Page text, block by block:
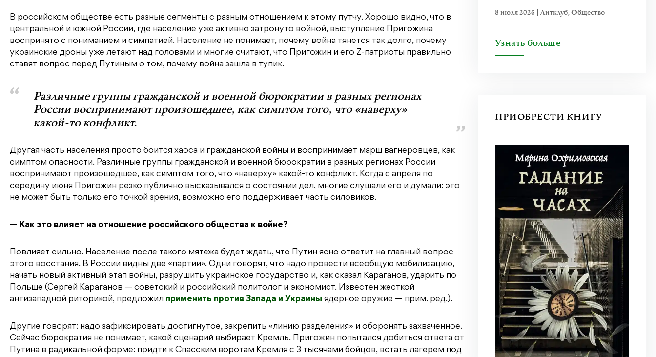
В российском обществе есть разные сегменты с разным отношением к этому путчу. Хорошо видно, что в
центральной и южной России, где население уже активно затронуто войной, выступление Пригожина
воспринято с пониманием и симпатией. Население не понимает, почему война тянется так долго, почему
украинские дроны уже летают над головами и многие считают, что Пригожин и его Z-патриоты правильно
ставят вопрос перед Путиным о том, почему война зашла в тупик.
Различные группы гражданской и военной бюрократии в разных регионах
России воспринимают произошедшее, как симптом того, что «наверху»
какой-то конфликт.
Другая часть населения просто боится хаоса и гражданской войны и воспринимает марш вагнеровцев, как
симптом опасности. Различные группы гражданской и военной бюрократии в разных регионах России
воспринимают произошедшее, как симптом того, что «наверху» какой-то конфликт. Когда с апреля по
середину июня Пригожин резко публично высказывался о состоянии дел, многие слушали его и думали: это
не может быть только его точкой зрения, возможно его поддерживает часть силовиков.
— Как это влияет на отношение российского общества к войне?
Повлияет сильно. Население после такого мятежа будет ждать, что Путин ясно ответит на главный вопрос
этого восстания. В России видны две «партии». Одни говорят, что надо провести всеобщую мобилизацию,
начать новый активный этап войны, разрушить украинское государство и, как сказал Караганов, ударить по
Польше (Сергей Караганов — советский и российский политолог и экономист. Известен жесткой
антизападной риторикой, предложил применить против Запада и Украины ядерное оружие — прим. ред.).
Другие говорят: надо зафиксировать достигнутое, закрепить «линию разделения» и оборонять захваченное.
Сейчас бюрократия не понимает, какой сценарий выбирает Кремль. Пригожин попытался добиться ответа от
Путина в радикальной форме: придти к Спасским воротам Кремля с 3 тысячами бойцов, встать лагерем под
8 июля 2026 Литклуб,Общество
Узнать больше
ПРИОБРЕСТИ КНИГУ